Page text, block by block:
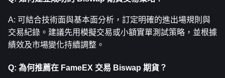
A: 可結合技術面與基本面分析，訂定明確的進出場規則與
交易紀錄。建議先用模擬交易或小額實單測試策略，並根據
績效及市場變化持續調整。
Q: 為何推薦在 FameEX 交易 Biswap 期貨？